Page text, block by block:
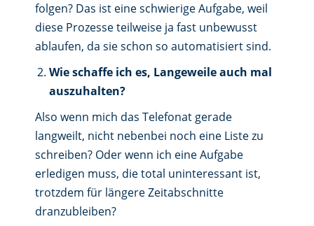
folgen? Das ist eine schwierige Aufgabe, weil
diese Prozesse teilweise ja fast unbewusst
ablaufen, da sie schon so automatisiert sind.
Wie schaffe ich es, Langeweile auch mal
auszuhalten?
Also wenn mich das Telefonat gerade
langweilt, nicht nebenbei noch eine Liste zu
schreiben? Oder wenn ich eine Aufgabe
erledigen muss, die total uninteressant ist,
trotzdem für längere Zeitabschnitte
dranzubleiben?